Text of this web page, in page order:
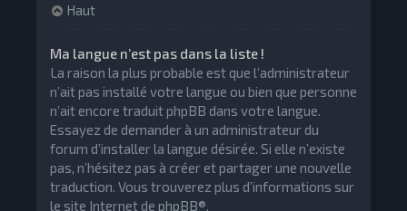
Haut
Ma langue n’est pas dans la liste !
La raison la plus probable est que l’administrateur
n’ait pas installé votre langue ou bien que personne
n’ait encore traduit phpBB dans votre langue.
Essayez de demander à un administrateur du
forum d’installer la langue désirée. Si elle n’existe
pas, n’hésitez pas à créer et partager une nouvelle
traduction. Vous trouverez plus d’informations sur
le site Internet de phpBB®.